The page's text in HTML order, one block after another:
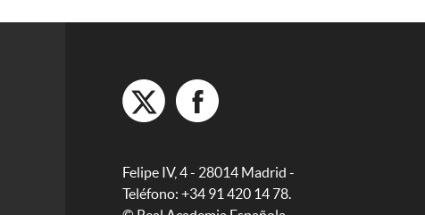
Felipe IV, 4 - 28014 Madrid -
Teléfono: +34 91 420 14 78.